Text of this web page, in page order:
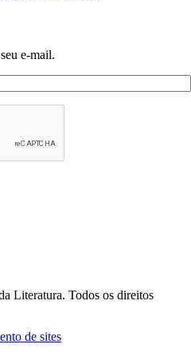
e-mail.
Literatura. Todos os direitos